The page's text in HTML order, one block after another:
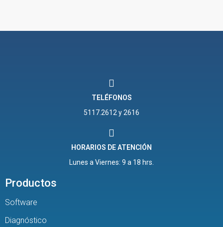
TELÉFONOS
5117.2612 y 2616
HORARIOS DE ATENCIÓN
Lunes a Viernes: 9 a 18 hrs.
Productos
Software
Diagnóstico